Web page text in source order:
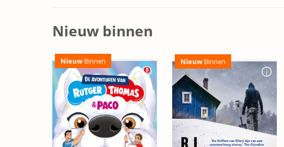
Nieuw binnen
Nieuw Binnen Nieuw Binnen